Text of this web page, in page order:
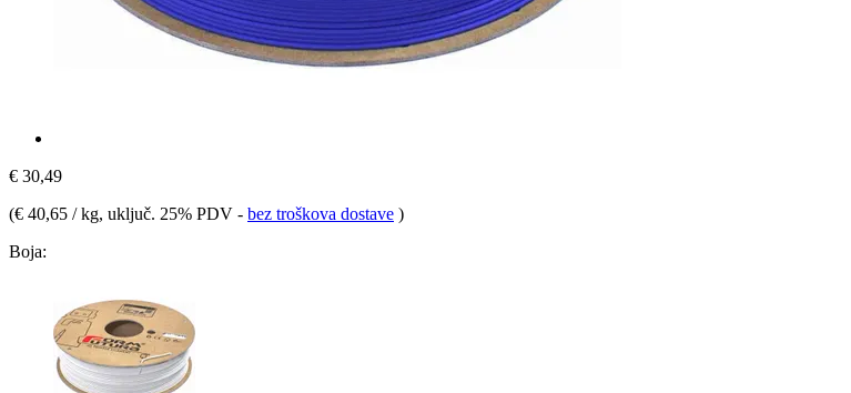
€ 30,49
(€ 40,65 / kg, uključ. 25% PDV - bez troškova dostave )
Boja: